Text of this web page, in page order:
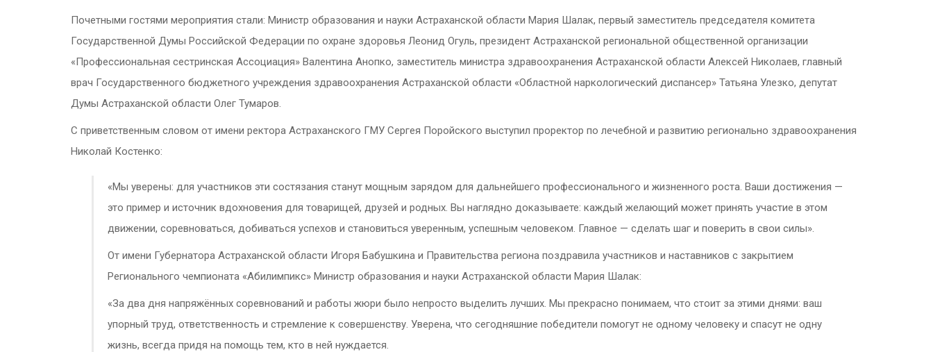
Почетными гостями мероприятия стали: Министр образования и науки Астраханской области Мария Шалак, первый заместитель председателя комитета
Государственной Думы Российской Федерации по охране здоровья Леонид Огуль, президент Астраханской региональной общественной организации
«Профессиональная сестринская Ассоциация» Валентина Анопко, заместитель министра здравоохранения Астраханской области Алексей Николаев, главный
врач Государственного бюджетного учреждения здравоохранения Астраханской области «Областной наркологический диспансер» Татьяна Улезко, депутат
Думы Астраханской области Олег Тумаров.
С приветственным словом от имени ректора Астраханского ГМУ Сергея Поройского выступил проректор по лечебной и развитию регионально здравоохранения
Николай Костенко:
«Мы уверены: для участников эти состязания станут мощным зарядом для дальнейшего профессионального и жизненного роста. Ваши достижения —
это пример и источник вдохновения для товарищей, друзей и родных. Вы наглядно доказываете: каждый желающий может принять участие в этом
движении, соревноваться, добиваться успехов и становиться уверенным, успешным человеком. Главное — сделать шаг и поверить в свои силы».
От имени Губернатора Астраханской области Игоря Бабушкина и Правительства региона поздравила участников и наставников с закрытием
Регионального чемпионата «Абилимпикс» Министр образования и науки Астраханской области Мария Шалак:
«За два дня напряжённых соревнований и работы жюри было непросто выделить лучших. Мы прекрасно понимаем, что стоит за этими днями: ваш
упорный труд, ответственность и стремление к совершенству. Уверена, что сегодняшние победители помогут не одному человеку и спасут не одну
жизнь, всегда придя на помощь тем, кто в ней нуждается.